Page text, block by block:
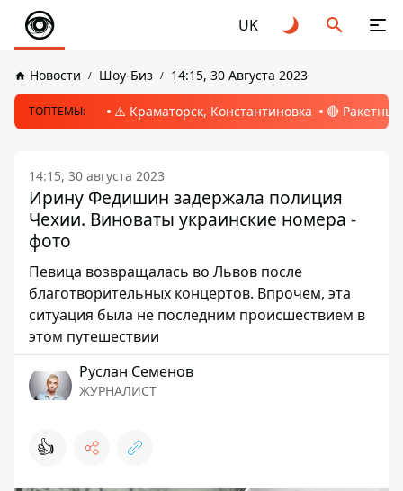
UK
Новости Шоу-Биз 14:15, 30 Августа 2023
ТОПТЕМЫ: ⚠️ Краматорск, Константиновка 🔴
14:15, 30 августа 2023
Ирину Федишин задержала полиция
Чехии. Виноваты украинские номера -
фото
Певица возвращалась во Львов после
благотворительных концертов. Впрочем, эта
ситуация была не последним происшествием в
этом путешествии
Руслан Семенов
ЖУРНАЛИСТ
👍